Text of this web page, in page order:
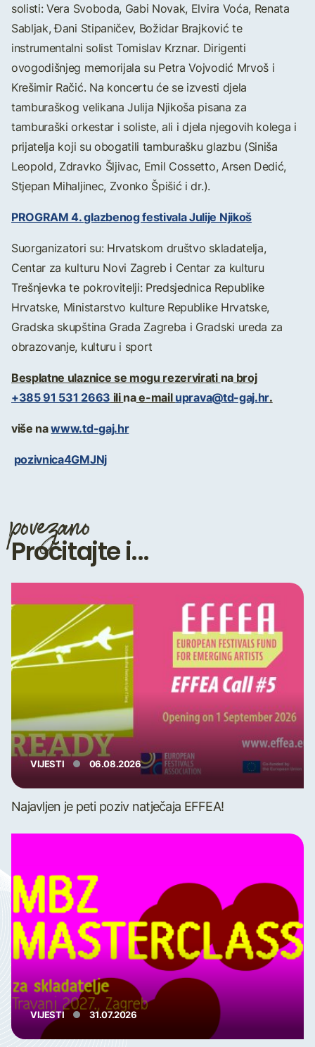
solisti: Vera Svoboda, Gabi Novak, Elvira Voća, Renata
Sabljak, Đani Stipaničev, Božidar Brajković te
instrumentalni solist Tomislav Krznar. Dirigenti
ovogodišnjeg memorijala su Petra Vojvodić Mrvoš i
Krešimir Račić. Na koncertu će se izvesti djela
tamburaškog velikana Julija Njikoša pisana za
tamburaški orkestar i soliste, ali i djela njegovih kolega i
prijatelja koji su obogatili tamburašku glazbu (Siniša
Leopold, Zdravko Šljivac, Emil Cossetto, Arsen Dedić,
Stjepan Mihaljinec, Zvonko Špišić i dr.).
PROGRAM 4. glazbenog festivala Julije Njikoš
Suorganizatori su: Hrvatskom društvo skladatelja,
Centar za kulturu Novi Zagreb i Centar za kulturu
Trešnjevka te pokrovitelji: Predsjednica Republike
Hrvatske, Ministarstvo kulture Republike Hrvatske,
Gradska skupština Grada Zagreba i Gradski ureda za
obrazovanje, kulturu i sport
Besplatne ulaznice se mogu rezervirati nabroj
+385 91 531 2663 ilinae-mailuprava@td-gaj.hr.
više nawww.td-gaj.hr
pozivnica4GMJNj
povezano
Pročitajte i...
VIJESTI 06.08.2026
Najavljen je peti poziv natječaja EFFEA!
VIJESTI 31.07.2026